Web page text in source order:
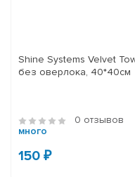
Shine Systems Velvet
без оверлока, 40*40см
0 отзывов
много
150 ₽